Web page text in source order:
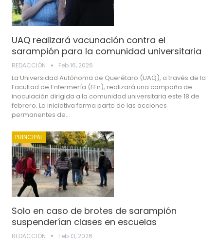
UAQ realizará vacunación contra el
sarampión para la comunidad universitaria
REDACCIÓN Feb 16, 2026
La Universidad Autónoma de Querétaro (UAQ), a través de la
Facultad de Enfermería (FEn), realizará una campaña de
inoculación dirigida a la comunidad universitaria este 18 de
febrero. La iniciativa forma parte de las acciones
permanentes de…
PRINCIPAL
Solo en caso de brotes de sarampión
suspenderían clases en escuelas
REDACCIÓN Feb 13, 2026